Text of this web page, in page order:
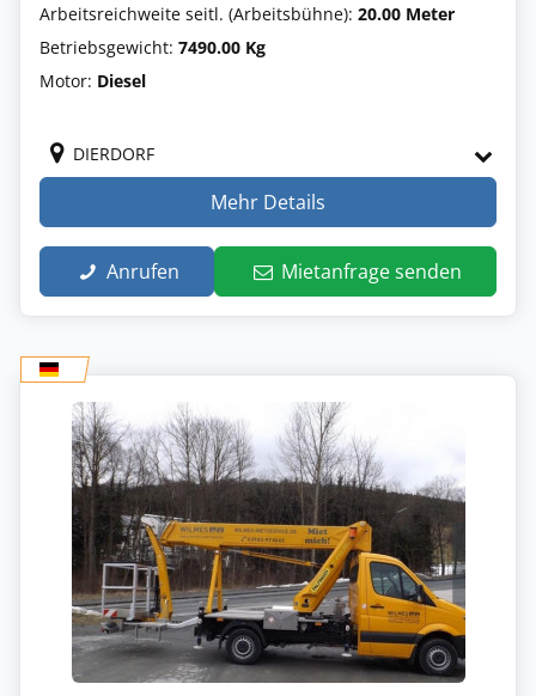
Arbeitsreichweite seitl. (Arbeitsbühne): 20.00 Meter
Betriebsgewicht: 7490.00 Kg
Motor: Diesel
DIERDORF
Mehr Details
Anrufen Mietanfrage senden